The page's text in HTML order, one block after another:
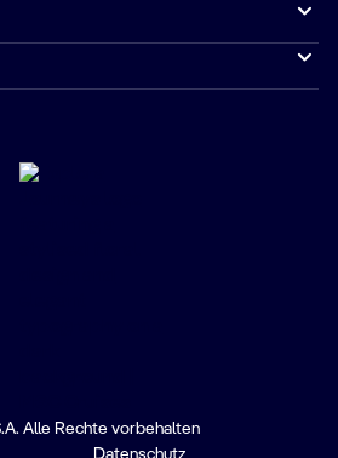
Alle Rechte vorbehalten